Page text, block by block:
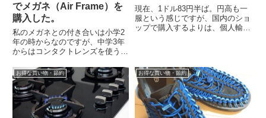
でメガネ（Air Frame）を
購入した。
私のメガネとの付き合いは小学2
年の時からなのですが、中学3年
からはコンタクトレンズを使うよ
基本的に朝晩のみ。今回、10年
以上も使い...
現在、1ドル83円半ば。円高も一
服という感じですが、国内のショ
ップで購入するよりは、個人輸入
お得な買い物・節約 お得な買い物・節約